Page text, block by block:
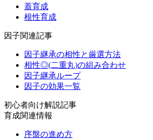
蓋育成
根性育成
因子関連記事
因子継承の相性と厳選方法
相性◎(二重丸)の組み合わせ
因子継承ループ
因子の効果一覧
初心者向け解説記事
育成関連情報
序盤の進め方